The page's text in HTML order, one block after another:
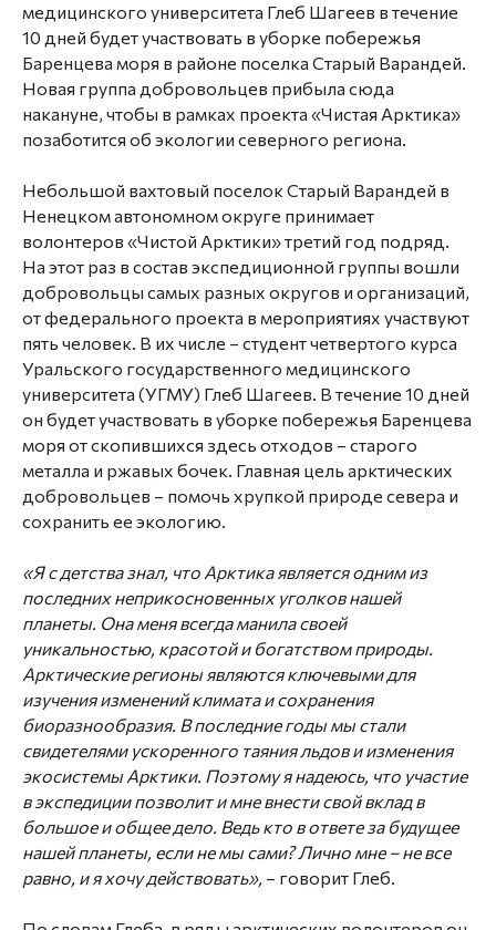
медицинского университета Глеб Шагеев в течение
10 дней будет участвовать в уборке побережья
Баренцева моря в районе поселка Старый Варандей.
Новая группа добровольцев прибыла сюда
накануне, чтобы в рамках проекта «Чистая Арктика»
позаботится об экологии северного региона.
Небольшой вахтовый поселок Старый Варандей в
Ненецком автономном округе принимает
волонтеров «Чистой Арктики» третий год подряд.
На этот раз в состав экспедиционной группы вошли
добровольцы самых разных округов и организаций,
от федерального проекта в мероприятиях участвуют
пять человек. В их числе – студент четвертого курса
Уральского государственного медицинского
университета (УГМУ) Глеб Шагеев. В течение 10 дней
он будет участвовать в уборке побережья Баренцева
моря от скопившихся здесь отходов – старого
металла и ржавых бочек. Главная цель арктических
добровольцев – помочь хрупкой природе севера и
сохранить ее экологию.
«Я с детства знал, что Арктика является одним из
последних неприкосновенных уголков нашей
планеты. Она меня всегда манила своей
уникальностью, красотой и богатством природы.
Арктические регионы являются ключевыми для
изучения изменений климата и сохранения
биоразнообразия. В последние годы мы стали
свидетелями ускоренного таяния льдов и изменения
экосистемы Арктики. Поэтому я надеюсь, что участие
в экспедиции позволит и мне внести свой вклад в
большое и общее дело. Ведь кто в ответе за будущее
нашей планеты, если не мы сами? Лично мне – не все
равно, и я хочу действовать», – говорит Глеб.